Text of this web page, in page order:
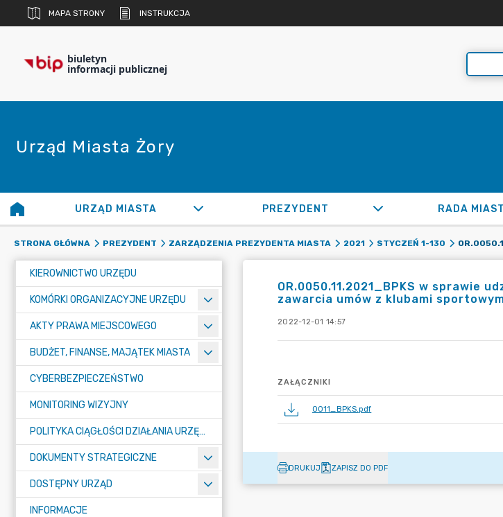
MAPA STRONY INSTRUKCJA
biuletyn
informacji publicznej
Urząd Miasta Żory
URZĄD MIASTA PREZYDENT RADA
STRONA GŁÓWNA PREZYDENT ZARZĄDZENIA PREZYDENTA MIASTA 2021 STYCZEŃ 1-130
KIEROWNICTWO URZĘDU
KOMÓRKI ORGANIZACYJNE URZĘDU
AKTY PRAWA MIEJSCOWEGO
BUDŻET, FINANSE, MAJĄTEK MIASTA
CYBERBEZPIECZEŃSTWO
MONITORING WIZYJNY
POLITYKA CIĄGŁOŚCI DZIAŁANIA URZĘDU MIASTA ŻORY
DOKUMENTY STRATEGICZNE
DOSTĘPNY URZĄD
INFORMACJE
OR.0050.11.2021_BPKS w sprawie
zawarcia umów z klubami
2022-12-01 14:57
ZAŁĄCZNIKI
0011_BPKS.pdf
DRUKUJ ZAPISZ DO PDF